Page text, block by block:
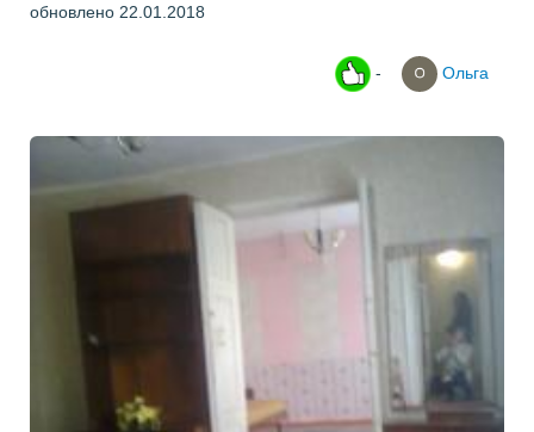
обновлено 22.01.2018
- Ольга